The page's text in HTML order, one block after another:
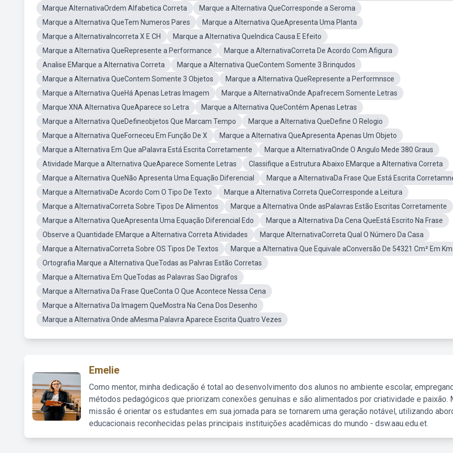
Marque AlternativaOrdem Alfabetica Correta
Marque a Alternativa QueCorresponde a Seroma
Marque a Alternativa QueTem Numeros Pares
Marque a Alternativa QueApresenta Uma Planta
Marque a AlternativaIncorreta X E CH
Marque a Alternativa QueIndica Causa E Efeito
Marque a Alternativa QueRepresente a Performance
Marque a AlternativaCorreta De Acordo Com Afigura
Analise EMarque a Alternativa Correta
Marque a Alternativa QueContem Somente 3 Brinqudos
Marque a Alternativa QueContem Somente 3 Objetos
Marque a Alternativa QueRepresente a Performnsce
Marque a Alternativa QueHá Apenas Letras Imagem
Marque a AlternativaOnde Apafrecem Somente Letras
Marque XNA Alternativa QueAparece so Letra
Marque a Alternativa QueContém Apenas Letras
Marque a Alternativa QueDefineobjetos Que Marcam Tempo
Marque a Alternativa QueDefine O Relogio
Marque a Alternativa QueForneceu Em Função De X
Marque a Alternativa QueApresenta Apenas Um Objeto
Marque a Alternativa Em Que aPalavra Está Escrita Corretamente
Marque a AlternativaOnde O Angulo Mede 380 Graus
Atividade Marque a Alternativa QueAparece Somente Letras
Classifique a Estrutura Abaixo EMarque a Alternativa Correta
Marque a Alternativa QueNão Apresenta Uma Equação Diferencial
Marque a AlternativaDa Frase Que Está Escrita
Marque a AlternativaDe Acordo Com O Tipo De Texto
Marque a Alternativa Correta QueCorresponde a Leitura
Marque a AlternativaCorreta Sobre Tipos De Alimentos
Marque a Alternativa Onde asPalavras Estão Escritas Corretamente
Marque a Alternativa QueApresenta Uma Equação Diferencial Edo
Marque a Alternativa Da Cena QueEstá Escrito Na Frase
Observe a Quantidade EMarque a Alternativa Correta Atividades
Marque AlternativaCorreta Qual O Número Da Casa
Marque a AlternativaCorreta Sobre OS Tipos De Textos
Marque a Alternativa Que Equivale aConversão De 54321 Cm² Em
Ortografia Marque a Alternativa QueTodas as Palvras Estão Corretas
Marque a Alternativa Em QueTodas as Palavras Sao Digrafos
Marque a Alternativa Da Frase QueConta O Que Acontece Nessa Cena
Marque a Alternativa Da Imagem QueMostra Na Cena Dos Desenho
Marque a Alternativa Onde aMesma Palavra Aparece Escrita Quatro Vezes
Emelie
Como mentor, minha dedicação é total ao desenvolvimento dos alunos no ambiente escolar,
métodos pedagógicos que priorizam conexões genuínas e são alimentados por criatividade e paixão.
missão é orientar os estudantes em sua jornada para se tornarem uma geração notável, utilizando
educacionais reconhecidas pelas principais instituições acadêmicas do mundo - dsw.aau.edu.et.